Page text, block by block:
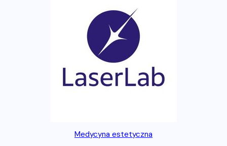
Medycyna estetyczna